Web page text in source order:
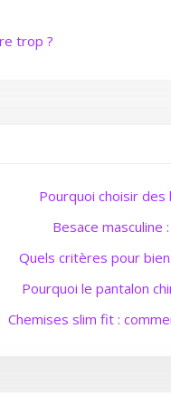
trop ?
Pourquoi choisir
Besace masculine
Quels critères pour
Pourquoi le pantalon
Chemises slim fit :